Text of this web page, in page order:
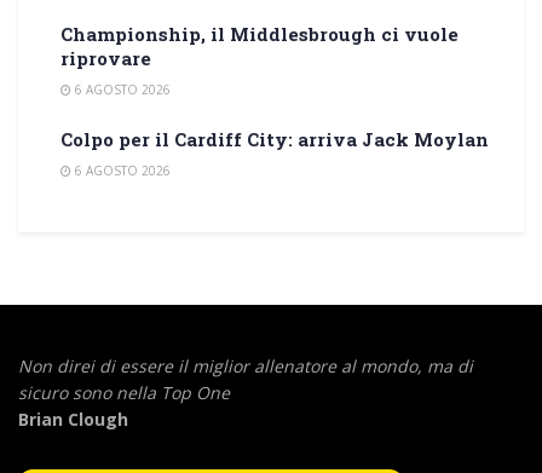
Championship, il Middlesbrough ci vuole
riprovare
6 AGOSTO 2026
Colpo per il Cardiff City: arriva Jack Moylan
6 AGOSTO 2026
Non direi di essere il miglior allenatore al mondo, ma di
sicuro sono nella Top One
Brian Clough